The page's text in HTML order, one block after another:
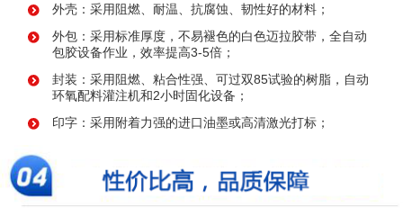
外壳：采用阻燃、耐温、抗腐蚀、韧性好的材料；
外包：采用标准厚度，不易褪色的白色迈拉胶带，全自动
包胶设备作业，效率提高3-5倍；
封装：采用阻燃、粘合性强、可过双85试验的树脂，自动
环氧配料灌注机和2小时固化设备；
印字：采用附着力强的进口油墨或高清激光打标；